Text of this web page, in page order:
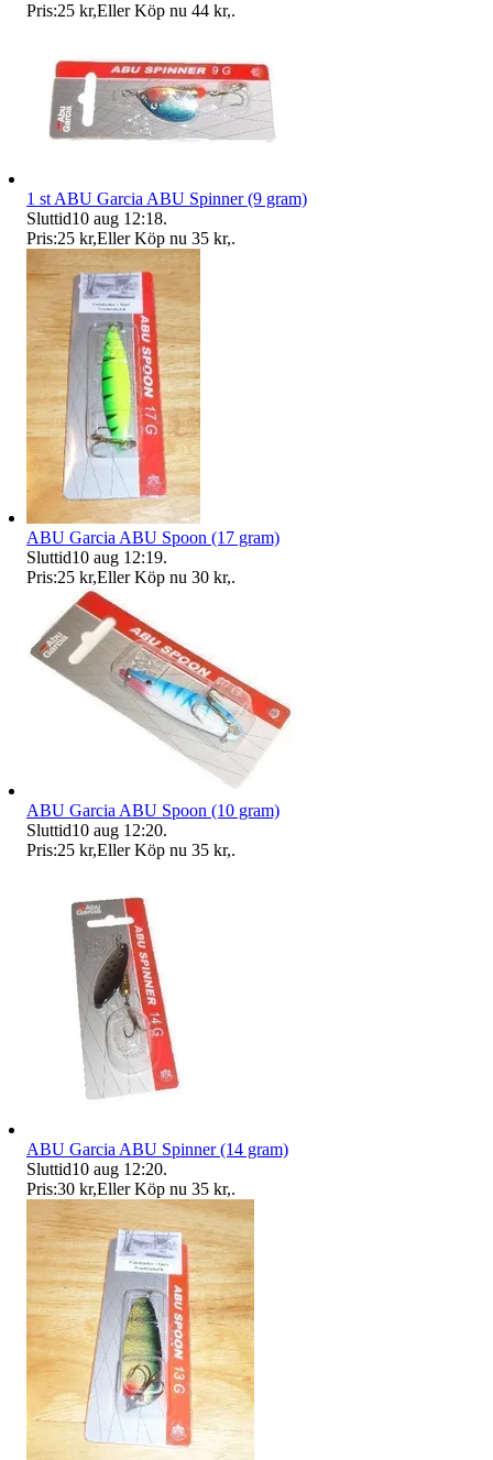
Pris:25 kr,Eller Köp nu 44 kr,.
1 st ABU Garcia ABU Spinner (9 gram)
Sluttid10 aug 12:18.
Pris:25 kr,Eller Köp nu 35 kr,.
ABU Garcia ABU Spoon (17 gram)
Sluttid10 aug 12:19.
Pris:25 kr,Eller Köp nu 30 kr,.
ABU Garcia ABU Spoon (10 gram)
Sluttid10 aug 12:20.
Pris:25 kr,Eller Köp nu 35 kr,.
ABU Garcia ABU Spinner (14 gram)
Sluttid10 aug 12:20.
Pris:30 kr,Eller Köp nu 35 kr,.